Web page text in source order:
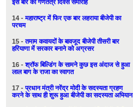
इस बार का गणतंत्र दिवस समारोह
14 -महाराष्ट्र में फिर एक बार लहराया बीजेपी का
परचम
15 -तमाम कवायदों के बावजूद बीजेपी तीसरी बार
हरियाणा में सरकार बनाने को अग्रसर
16 -श्रॉफ बिल्डिंग के सामने कुछ इस अंदाज से हुआ
लाल बाग के राजा का स्वागत
17 -प्रधान मंत्री नरेंद्र मोदी के सदस्यता ग्रहण
करने के साथ ही शुरू हुआ बीजेपी का सदस्यता अभियान